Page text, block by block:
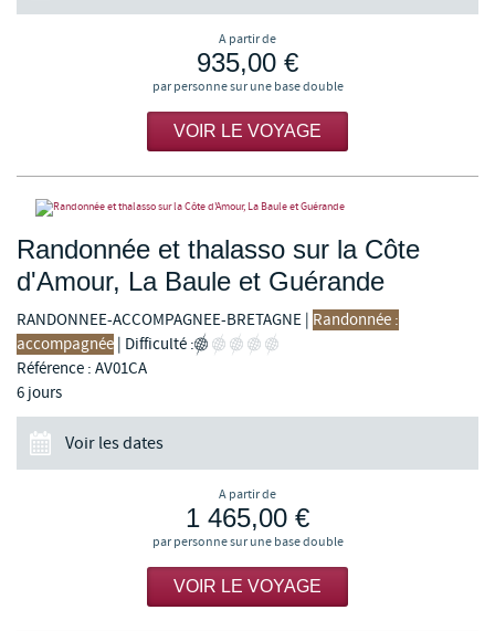
A partir de
935,00 €
par personne sur une base double
VOIR LE VOYAGE
Randonnée et thalasso sur la Côte
d'Amour, La Baule et Guérande
RANDONNEE-ACCOMPAGNEE-BRETAGNE | Randonnée :
accompagnée | Difficulté :
Référence : AV01CA
6 jours
Voir les dates
A partir de
1 465,00 €
par personne sur une base double
VOIR LE VOYAGE